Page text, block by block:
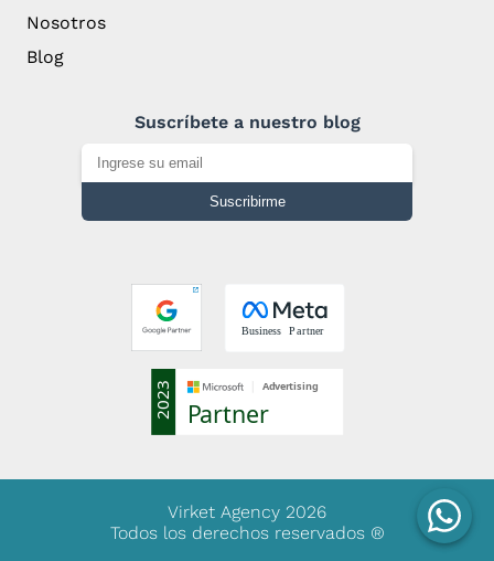
Nosotros
Blog
Suscríbete a nuestro blog
Suscribirme
Virket Agency 2026
Todos los derechos reservados ®